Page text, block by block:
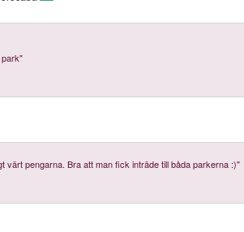
värt pengarna. Bra att man fick inträde till båda parkerna :)"